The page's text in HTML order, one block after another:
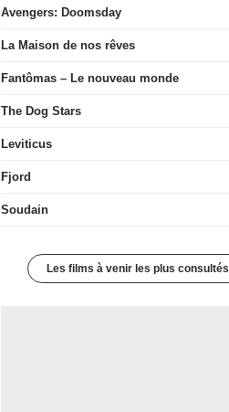
Avengers: Doomsday
La Maison de nos rêves
Fantômas – Le nouveau monde
The Dog Stars
Leviticus
Fjord
Soudain
Les films à venir les plus consultés